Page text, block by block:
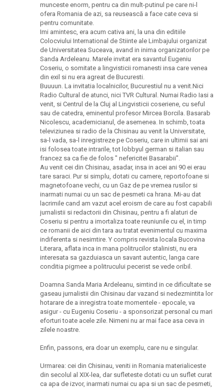
munceste enorm, pentru ca din mult-putinul pe care ni-l
ofera Romania de azi, sa reusească a face cate ceva si
pentru comunitate.
Imi amintesc, era acum cativa ani, la una din editiile
Colocviului International de Stiinte ale Limbajului organizat
de Universitatea Suceava, avand in inima organizatorilor pe
Sanda Ardeleanu. Marele invitat era savantul Eugeniu
Coseriu, o somitate a lingvisticii romanesti insa care venea
din exil si nu era agreat de Bucuresti.
Buuuun. La invitatia localnicilor, Bucurestiul nu a venit.Nici
Radio Cultural de atunci, nici TVR Cultural. Numai Radio Iasi a
venit, si Centrul de la Cluj al Lingvisticii coseriene, cu seful
sau de catedra, eminentul profesor Mircea Borcila. Basarab
Nicolescu, academicianul, de asemenea. In schimb, toata
televiziunea si radio de la Chisinau au venit la Universitate,
sa-l vada, sa-l inregistreze pe Coseriu, care in ultimii sai ani
isi folosea toate intrarile, tot lobbyul german si italian sau
francez sa ca fie de folos " nefericitei Basarabii".
Au venit cei din Chisinau, asadar, insa in acei ani 90 ei erau
tare saraci. Pur si simplu, dotati cu camere, reportofoane si
magnetofoane vechi, cu un Gaz de pe vremea rusilor si
inarmati numai cu un sac de pesmeti ca hrana. Mi-au dat
lacrimile cand am vazut acel eroism de care au fost capabili
jurnalistii si redactorii din Chisinau, pentru a fi alaturi de
Coseriu si pentru a imortaliza toate reuniunile cu el, in timp
ce romanii de aici din tara au tratat evenimentul cu maxima
indiferenta si nesimtire. Y compris revista locala Bucovina
Literara, aflata inca in mana politrucilor stalinisti, nu era
interesata sa gazduiasca un savant autentic, langa care
conditia pigmee a politrucului pecerist se vede oribil.
Doamna Sanda Maria Ardeleanu, simtind in ce dificultate se
gaseau jurnalistii din Chisinau dar vazand si nedezmintita lor
hotarare de a inregistra toate momentele - epocale, va
asigur - cu Eugeniu Coseriu - a sponsorizat personal cu mari
eforturi toate acele zile. Nimeni nu ar mai face asa ceva in
zilele noastre.
Enfin, passons, era doar un exemplu, care nu e singular.
Urmarea: cei din Chisinau, veniti in Romania materialiceste
din secolul al XIX-lea, dar sufleteste dotati cu un suflet curat
ca apa de izvor, inarmati numai cu apa si un sac de pesmeti,